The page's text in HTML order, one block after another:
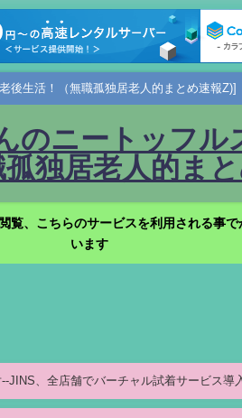
後生活！（無職孤独居老人的まとめ速報Z)]
のニートッフ
独居老人的ま
覧、こちらのサービスを利用される事
います
JINS、全店舗でバーチャル試着サービス導